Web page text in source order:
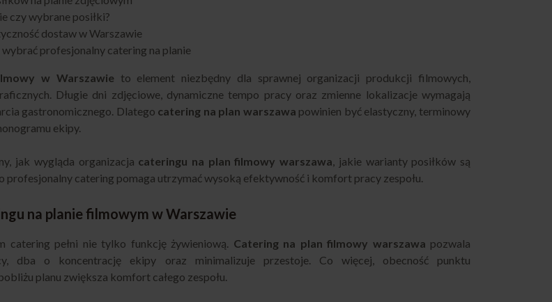
czy wybrane posiłki?
dostaw w Warszawie
profesjonalny catering na planie
w Warszawie to element niezbędny dla sprawnej organizacji produkcji filmowych,
Długie dni zdjęciowe, dynamiczne tempo pracy oraz zmienne lokalizacje wymagają
gastronomicznego. Dlatego catering na plan warszawa powinien być elastyczny, terminowy
ekipy.
jak wygląda organizacja cateringu na plan filmowy warszawa , jakie warianty posiłków są
profesjonalny catering pomaga utrzymać wysoką efektywność i komfort pracy zespołu.
na planie filmowym w Warszawie
catering pełni nie tylko funkcję żywieniową. Catering na plan filmowy warszawa pozwala
dba o koncentrację ekipy oraz minimalizuje przestoje. Co więcej, obecność punktu
planu zwiększa komfort całego zespołu.